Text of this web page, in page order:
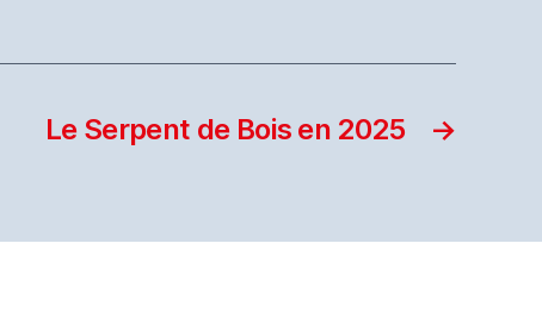
→
Le Serpent de Bois en 2025